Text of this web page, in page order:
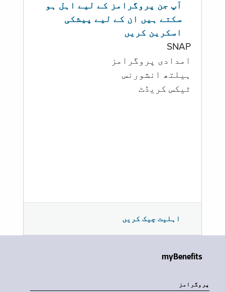
آپ جن پروگرامز کے لیے اہل ہو
سکتے ہیں ان کے لیے پیشکی
اسکرین کریں
SNAP
امدادی پروگرامز
‏ہیلتھ انشورنس
ٹیکس کریڈٹ
اہلیت چیک کریں
myBenefits
پروگرامز